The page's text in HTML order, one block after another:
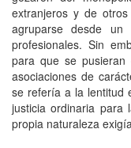
extranjeros y de
agruparse desde
profesionales. Sin
para que se pusieran
asociaciones de
se refería a la lentitud
justicia ordinaria para
propia naturaleza